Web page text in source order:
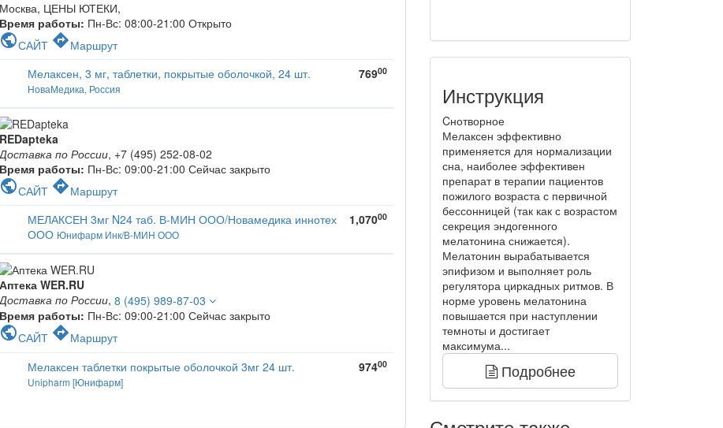
Москва, ЦЕНЫ ЮТЕКИ,
Время работы: Пн-Вс: 08:00-21:00 Открыто
publicСАЙТ directionsМаршрут
Мелаксен, 3 мг, таблетки, покрытые оболочкой, 24 шт.
НоваМедика, Россия
76900
REDapteka
Доставка по России, +7 (495) 252-08-02
Время работы: Пн-Вс: 09:00-21:00 Сейчас закрыто
publicСАЙТ directionsМаршрут
МЕЛАКСЕН 3мг N24 таб. В-МИН ООО/Новамедика иннотех
ООО Юнифарм Инк/В-МИН ООО
1,07000
Аптека WER.RU
Доставка по России, 8 (495) 989-87-03
Время работы: Пн-Вс: 09:00-21:00 Сейчас закрыто
publicСАЙТ directionsМаршрут
Мелаксен таблетки покрытые оболочкой 3мг 24 шт.
Unipharm [Юнифарм]
97400
Инструкция
Cнотворное
Мелаксен эффективно
применяется для нормализации
сна, наиболее эффективен
препарат в терапии пациентов
пожилого возраста с первичной
бессонницей (так как с возрастом
секреция эндогенного
мелатонина снижается).
Мелатонин вырабатывается
эпифизом и выполняет роль
регулятора циркадных ритмов. В
норме уровень мелатонина
повышается при наступлении
темноты и достигает
максимума...
Подробнее